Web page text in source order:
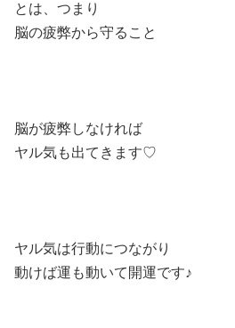
とは、つまり
脳の疲弊から守ること
脳が疲弊しなければ
ヤル気も出てきます♡
ヤル気は行動につながり
動けば運も動いて開運です♪